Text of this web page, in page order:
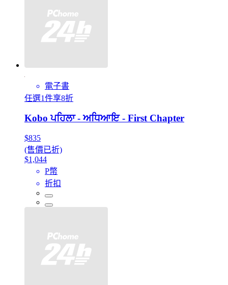
電子書
任選1件享8折
Kobo ਪਹਿਲਾ - ਅਧਿਆਇ - First Chapter
$835
(售價已折)
$1,044
P幣
折扣